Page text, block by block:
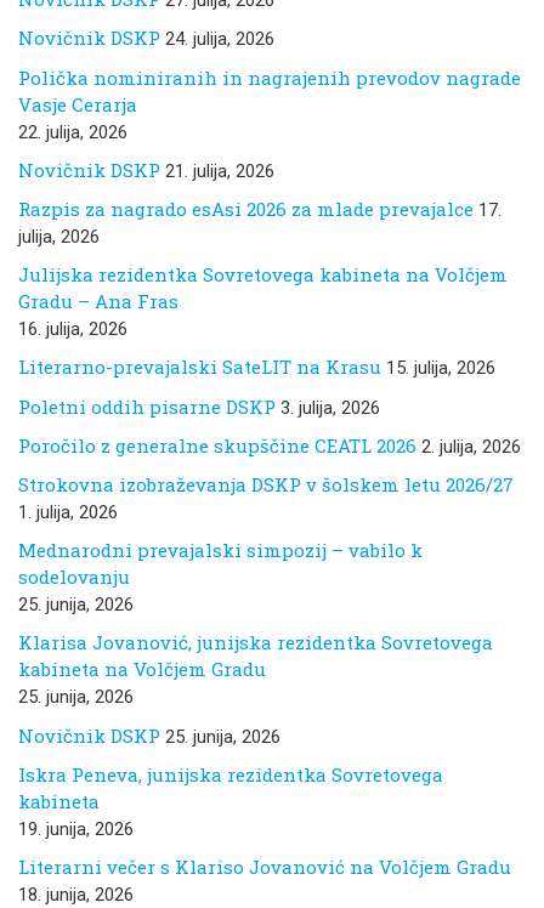
Novičnik DSKP 24. julija, 2026
Polička nominiranih in nagrajenih prevodov nagrade
Vasje Cerarja
22. julija, 2026
Novičnik DSKP 21. julija, 2026
Razpis za nagrado esAsi 2026 za mlade prevajalce 17.
julija, 2026
Julijska rezidentka Sovretovega kabineta na Volčjem
Gradu – Ana Fras
16. julija, 2026
Literarno-prevajalski SateLIT na Krasu 15. julija, 2026
Poletni oddih pisarne DSKP 3. julija, 2026
Poročilo z generalne skupščine CEATL 2026 2. julija, 2026
Strokovna izobraževanja DSKP v šolskem letu 2026/27
1. julija, 2026
Mednarodni prevajalski simpozij – vabilo k
sodelovanju
25. junija, 2026
Klarisa Jovanović, junijska rezidentka Sovretovega
kabineta na Volčjem Gradu
25. junija, 2026
Novičnik DSKP 25. junija, 2026
Iskra Peneva, junijska rezidentka Sovretovega
kabineta
19. junija, 2026
Literarni večer s Klariso Jovanović na Volčjem Gradu
18. junija, 2026